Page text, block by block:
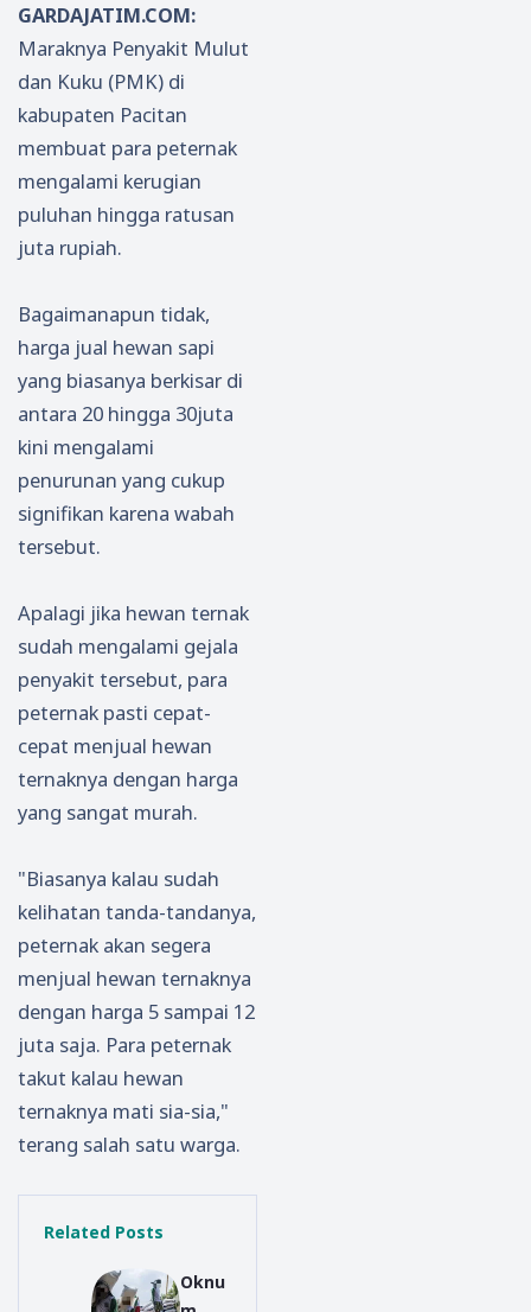
GARDAJATIM.COM:
Maraknya Penyakit Mulut
dan Kuku (PMK) di
kabupaten Pacitan
membuat para peternak
mengalami kerugian
puluhan hingga ratusan
juta rupiah.
Bagaimanapun tidak,
harga jual hewan sapi
yang biasanya berkisar di
antara 20 hingga 30juta
kini mengalami
penurunan yang cukup
signifikan karena wabah
tersebut.
Apalagi jika hewan ternak
sudah mengalami gejala
penyakit tersebut, para
peternak pasti cepat-
cepat menjual hewan
ternaknya dengan harga
yang sangat murah.
"Biasanya kalau sudah
kelihatan tanda-tandanya,
peternak akan segera
menjual hewan ternaknya
dengan harga 5 sampai 12
juta saja. Para peternak
takut kalau hewan
ternaknya mati sia-sia,"
terang salah satu warga.
Related Posts
Oknu